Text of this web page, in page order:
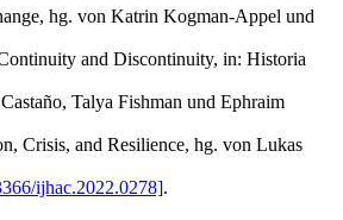
hg. von Katrin Kogman-Appel und
and Discontinuity, in: Historia
Talya Fishman und Ephraim
Crisis, and Resilience, hg. von Lukas
ijhac.2022.0278].